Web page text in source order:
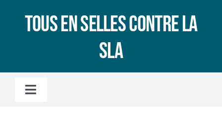
contenuTous en selles contre la
SLA
Toggle